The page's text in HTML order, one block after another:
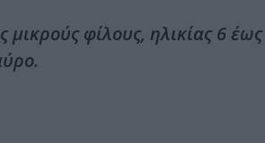
φίλους, ηλικίας 6